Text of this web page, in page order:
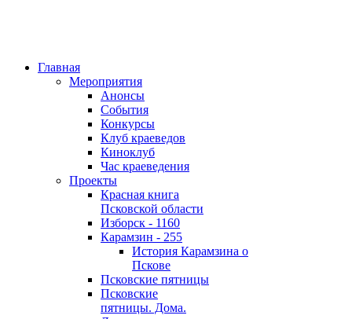
Главная
Мероприятия
Анонсы
События
Конкурсы
Клуб краеведов
Киноклуб
Час краеведения
Проекты
Красная книга
Псковской области
Изборск - 1160
Карамзин - 255
История Карамзина о
Пскове
Псковские пятницы
Псковские
пятницы. Дома.